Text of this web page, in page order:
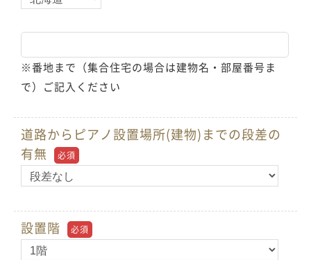
※番地まで（集合住宅の場合は建物名・部屋番号ま
で）ご記入ください
道路からピアノ設置場所(建物)までの段差の
有無
必須
設置階 必須